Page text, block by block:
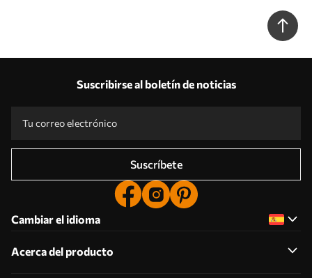
Suscribirse al boletín de noticias
Suscríbete
Cambiar el idioma
Acerca del producto